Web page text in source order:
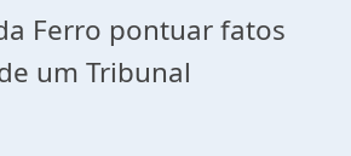
Ferro pontuar fatos
um Tribunal